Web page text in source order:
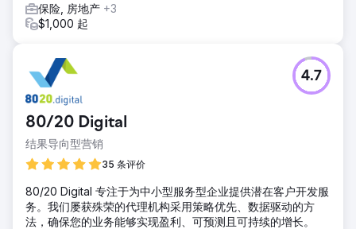
保险, 房地产 +3
$1,000 起
80/20 Digital
结果导向型营销
35 条评价
4.7
80/20 Digital 专注于为中小型服务型企业提供潜在客户开发服
务。我们屡获殊荣的代理机构采用策略优先、数据驱动的方
法，确保您的业务能够实现盈利、可预测且可持续的增长。